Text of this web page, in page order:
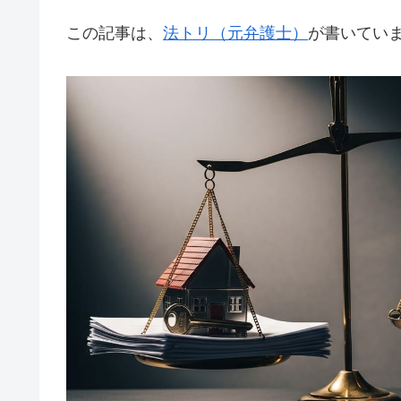
この記事は、 法トリ（元弁護士） が書いてい